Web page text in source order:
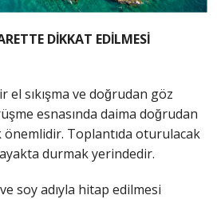
DİKKAT EDİLMESİ
el sıkışma ve doğrudan göz
esnasında daima doğrudan
önemlidir. Toplantıda oturulacak
durmak yerindedir.
soy adıyla hitap edilmesi